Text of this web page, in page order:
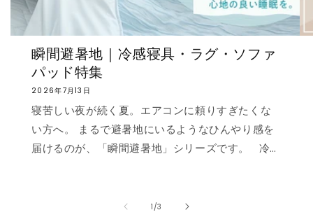
瞬間避暑地｜冷感寝具・ラグ・ソファ
パッド特集
2026年7月13日
寝苦しい夜が続く夏。エアコンに頼りすぎたくな
い方へ。 まるで避暑地にいるようなひんやり感を
届けるのが、「瞬間避暑地」シリーズです。 冷
うな“ずっと触れていたくなる冷たさ”を実現しま
1 /の
3